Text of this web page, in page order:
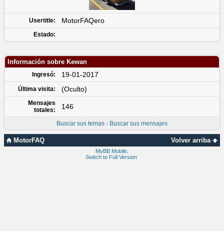
Usertitle: MotorFAQero
Estado:
Información sobre Kewan
Ingresó: 19-01-2017
Última visita: (Oculto)
Mensajes
totales:
146
Buscar sus temas · Buscar sus mensajes
Volver arriba
MotorFAQ
MyBB Mobile
Switch to Full Version